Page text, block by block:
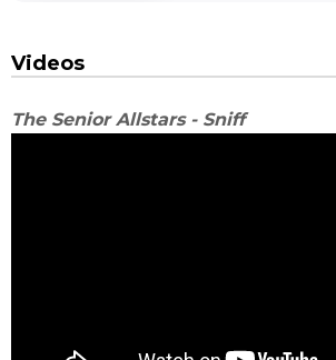
Videos
The Senior Allstars - Sniff